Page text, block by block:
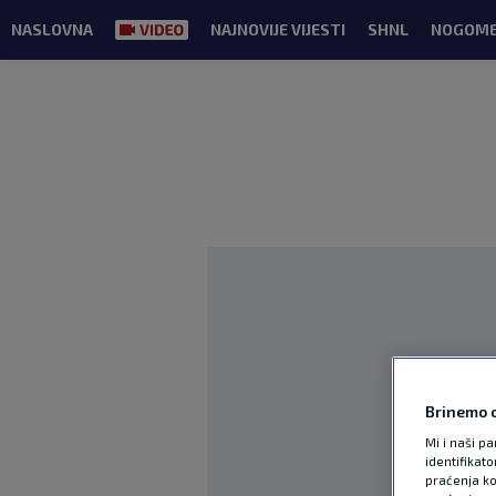
NASLOVNA NAJNOVIJE VIJESTI SHNL
Brinemo
Mi i naši
praćenja